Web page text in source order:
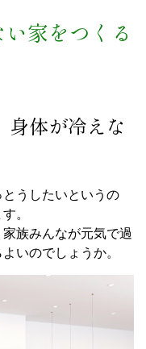
家をつくる
身体が冷えな
うしたいというの
。
族みんなが元気で過
いのでしょうか。